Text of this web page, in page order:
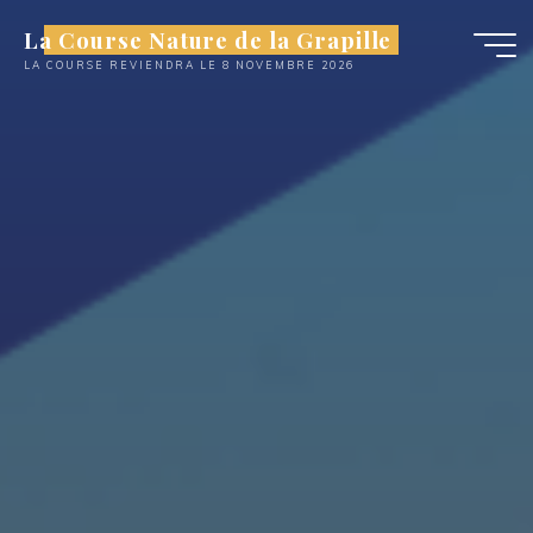
contenu
La Course Nature de la Grapille
LA COURSE REVIENDRA LE 8 NOVEMBRE 2026